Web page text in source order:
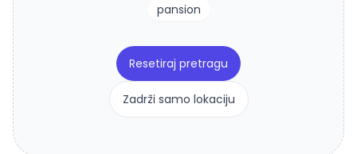
pansion
Resetiraj pretragu
Zadrži samo lokaciju